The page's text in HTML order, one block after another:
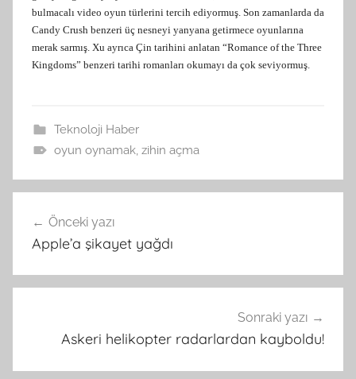
bulmacalı video oyun türlerini tercih ediyormuş. Son zamanlarda da
Candy Crush benzeri üç nesneyi yanyana getirmece oyunlarına
merak sarmış. Xu ayrıca Çin tarihini anlatan “Romance of the Three
Kingdoms” benzeri tarihi romanları okumayı da çok seviyormuş.
Teknoloji Haber
oyun oynamak, zihin açma
gezinmesi
Önceki yazı
Apple’a şikayet yağdı
Sonraki yazı
Askeri helikopter radarlardan kayboldu!